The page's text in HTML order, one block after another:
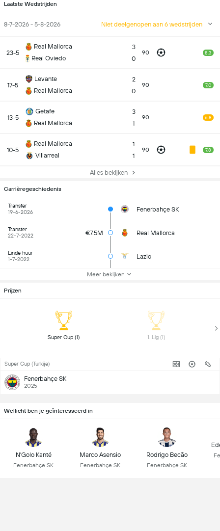
Laatste Wedstrijden
8-7-2026 - 5-8-2026 Niet deelgenopen aan 6 wedstrijden
23-5
Real Mallorca
Real Oviedo
3
0
90 8.3
17-5
Levante
Real Mallorca
2
0
90 7.0
13-5
Getafe
Real Mallorca
3
1
90 6.8
10-5
Real Mallorca
Villarreal
1
1
90 7.8
Alles bekijken
Carrièregeschiedenis
Transfer
19-6-2026
Fenerbahçe SK
Transfer
22-7-2022
€7.5M Real Mallorca
Einde huur
1-7-2022
Lazio
Meer bekijken
Prijzen
Super Cup (Turkije)
Fenerbahçe SK
2025
Wellicht ben je geïnteresseerd in
N'Golo Kanté
Fenerbahçe SK
Marco Asensio
Fenerbahçe SK
Rodrigo Becão
Fenerbahçe SK